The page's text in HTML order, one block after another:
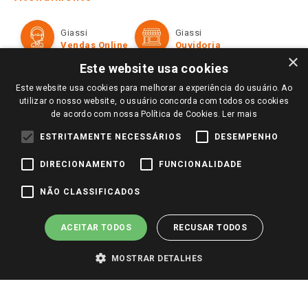
Televendas
Perguntas frequentes
Trabalhe Conosco
Identidade Visual
Formas de Pagamento
Políticas de entrega
Trocas e Devoluções
Giassi
Vendas Online
Giassi
Ouvidoria
Redes Sociais
Pagamento e Segurança
×
Este website usa cookies
Este website usa cookies para melhorar a experiência do usuário. Ao
utilizar o nosso website, o usuário concorda com todos os cookies
de acordo com nossa Política de Cookies. Ler mais
ESTRITAMENTE NECESSÁRIOS DESEMPENHO
DIRECIONAMENTO FUNCIONALIDADE
NÃO CLASSIFICADOS
ACEITAR TODOS RECUSAR TODOS
MOSTRAR DETALHES